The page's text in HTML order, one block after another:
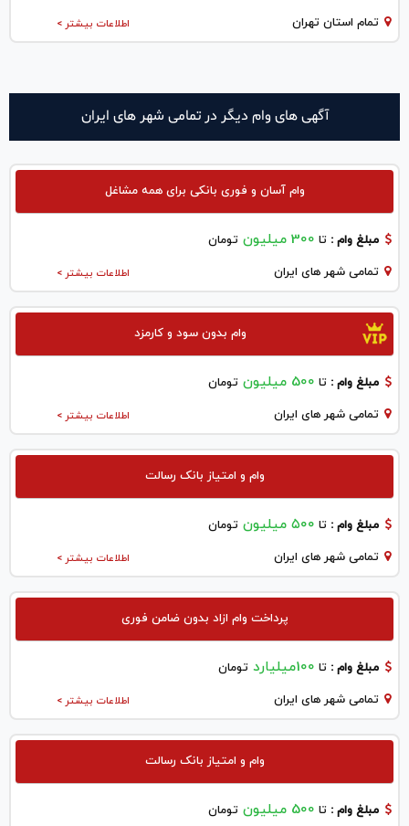
اطلاعات بیشتر > تمام استان تهران
آگهی های وام دیگر در تمامی شهر های ایران
وام آسان و فوری بانکی برای همه مشاغل
مبلغ وام : تا 300 میلیون تومان
اطلاعات بیشتر > تمامی شهر های ایران
وام بدون سود و کارمزد
مبلغ وام : تا 500 میلیون تومان
اطلاعات بیشتر > تمامی شهر های ایران
وام و امتیاز بانک رسالت
مبلغ وام : تا ۵۰۰ میلیون تومان
اطلاعات بیشتر > تمامی شهر های ایران
پرداخت وام ازاد بدون ضامن فوری
مبلغ وام : تا 100میلیارد تومان
اطلاعات بیشتر > تمامی شهر های ایران
وام و امتیاز بانک رسالت
مبلغ وام : تا 500 میلیون تومان